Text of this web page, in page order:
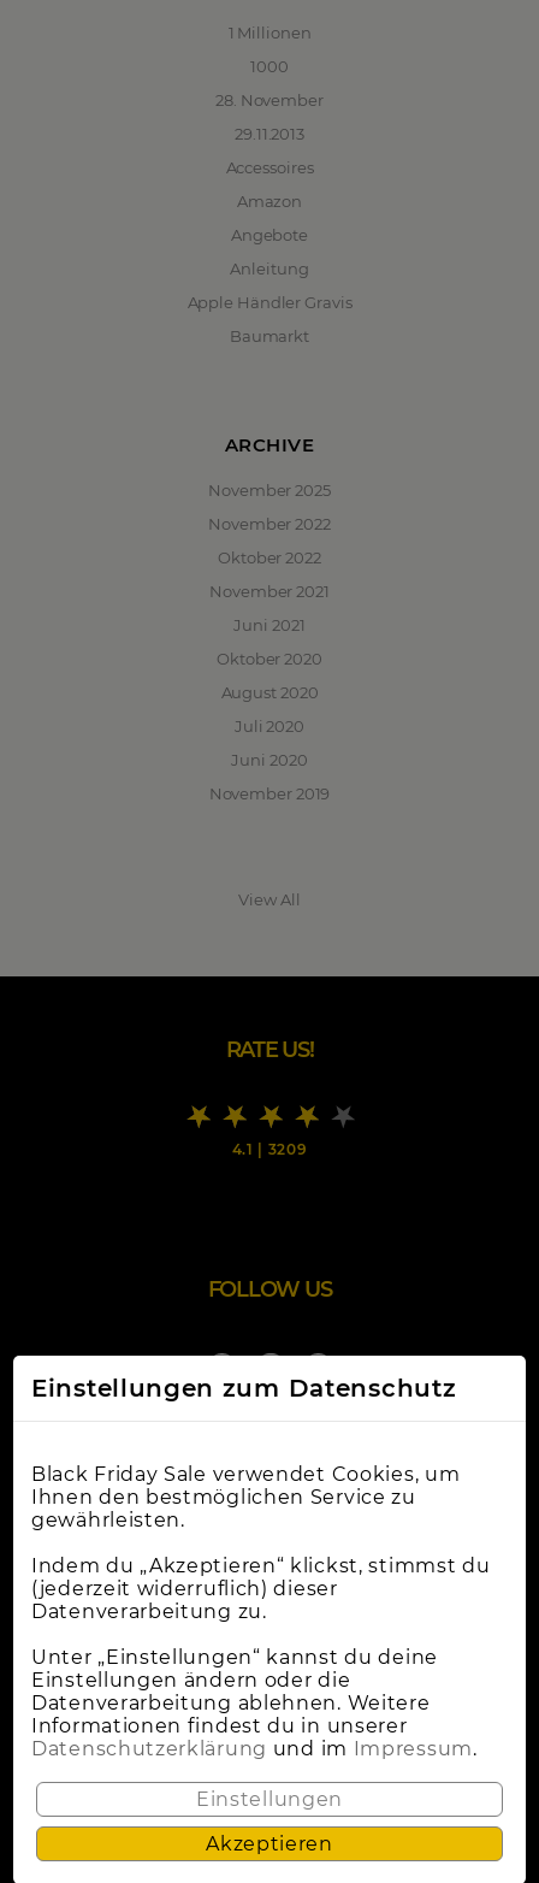
1 Millionen
1000
28. November
29.11.2013
Accessoires
Amazon
Angebote
Anleitung
Apple Händler Gravis
Baumarkt
ARCHIVE
November 2025
November 2022
Oktober 2022
November 2021
Juni 2021
Oktober 2020
August 2020
Juli 2020
Juni 2020
November 2019
View All
RATE US!
4.1 3209
FOLLOW US
Online-Shops
Apple Deals
Cybermonday
News
Wann Ist Black Friday?
Impressum
Einstellungen zum Datenschutz
Black Friday Sale verwendet Cookies, um
Ihnen den bestmöglichen Service zu
gewährleisten.
Indem du „Akzeptieren“ klickst, stimmst du
(jederzeit widerruflich) dieser
Datenverarbeitung zu.
Unter „Einstellungen“ kannst du deine
Einstellungen ändern oder die
Datenverarbeitung ablehnen. Weitere
Informationen findest du in unserer
Datenschutzerklärung und im Impressum.
Einstellungen
Akzeptieren